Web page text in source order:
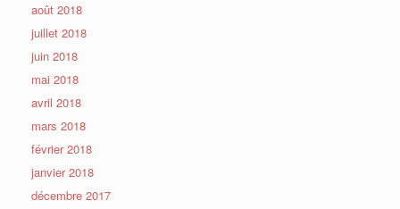
août 2018
juillet 2018
juin 2018
mai 2018
avril 2018
mars 2018
février 2018
janvier 2018
décembre 2017